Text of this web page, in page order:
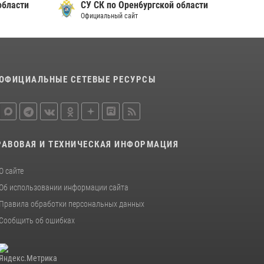
правопорядок во время проведения
футбольного матча
В Управлении Росгвардии по Оренбургской
области подвели итоги служебно-боевой
СУ СК по Орен6ургской области
Официальный сайт
СЕТЕВЫЕ РЕСУРСЫ
И ТЕХНИЧЕСКАЯ ИНФОРМАЦИЯ
О сайте
Об использовании информации сайта
Правила обработки персональных данных
Сообщить об ошибках